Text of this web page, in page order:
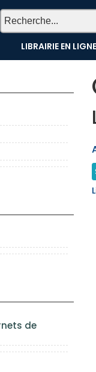
LIBRAIRIE EN LIGNE
de